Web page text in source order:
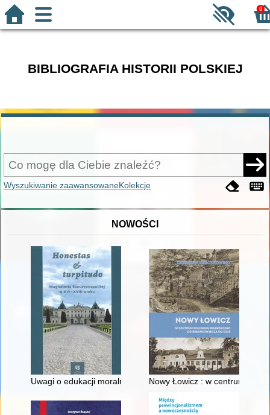
0
BIBLIOGRAFIA HISTORII POLSKIEJ
Wyszukiwanie zaawansowaneKolekcje
NOWOŚCI
Uwagi o edukacji moralnej synów szlacheckich w XVI-
Nowy Łowicz : w centrum